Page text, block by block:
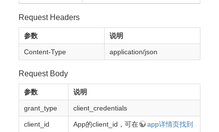
Request Headers
参数 说明
Content-Type application/json
Request Body
参数 说明
grant_type client_credentials
client_id App的client_id，可在 app详情页找到